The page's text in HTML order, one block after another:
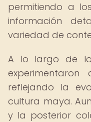
permitiendo a
información
variedad de
A lo largo de
reflejando la
cultura maya.
y la posterior